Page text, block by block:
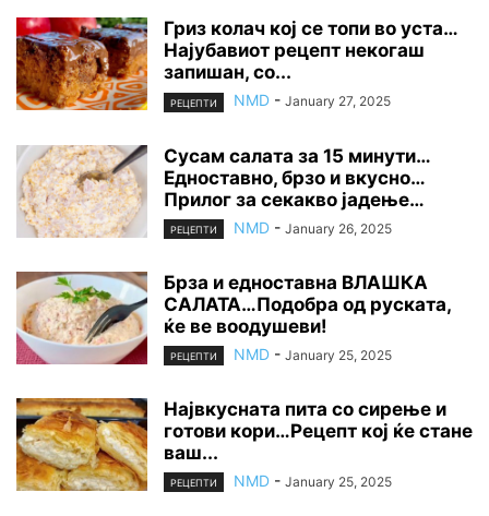
Гриз колач кој се топи во уста…
Најубавиот рецепт некогаш
запишан, со...
РЕЦЕПТИ NMD - January 27, 2025
Сусам салата за 15 минути…
Едноставно, брзо и вкусно…
Прилог за секакво јадење…
РЕЦЕПТИ NMD - January 26, 2025
Брза и едноставна ВЛАШКА
САЛАТА…Подобра од руската,
ќе ве воодушеви!
РЕЦЕПТИ NMD - January 25, 2025
Највкусната пита со сирење и
готови кори…Рецепт кој ќе стане
ваш...
РЕЦЕПТИ NMD - January 25, 2025